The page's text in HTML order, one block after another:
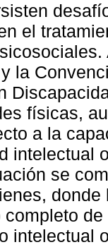
el
la
físicas,
a la
intelectual
se
intelectual